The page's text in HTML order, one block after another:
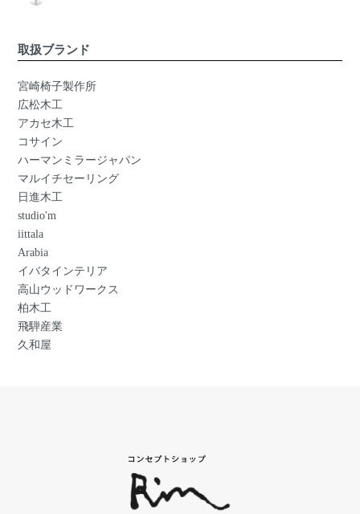
取扱ブランド
宮崎椅子製作所
広松木工
アカセ木工
コサイン
ハーマンミラージャパン
マルイチセーリング
日進木工
studio'm
iittala
Arabia
イバタインテリア
高山ウッドワークス
柏木工
飛騨産業
久和屋